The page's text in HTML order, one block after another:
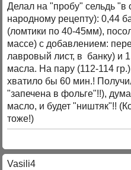
Делал на "пробу" сельдь "в
народному рецепту): 0,44
(ломтики по 40-45мм),
массе) с добавлением:
лавровый лист, в банку) и
масла. На пару (112-114
хватило бы 60 мин.!
"запечена в фольге"!!),
масло, и будет "ништяк"!!
тоже!)
Vasili4